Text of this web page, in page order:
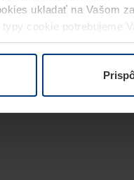
ukladať na Vašom
cookie potrebujeme
na stránkeVyhlásenie